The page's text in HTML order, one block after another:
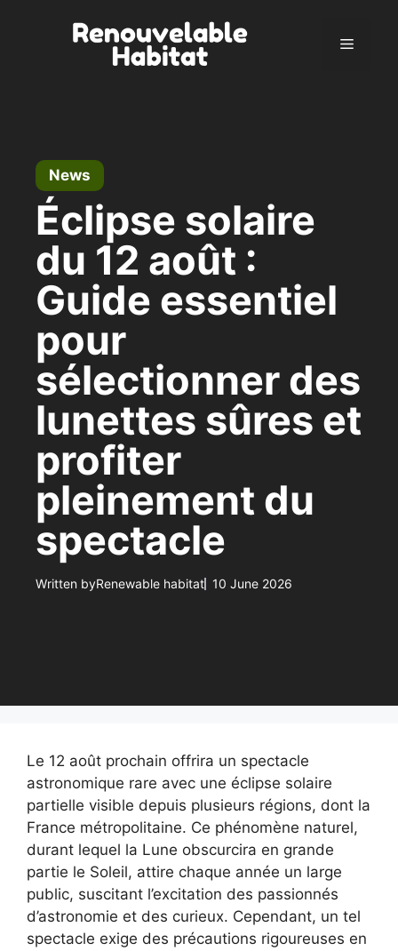
Menu
News
Éclipse solaire
du 12 août :
Guide essentiel
pour
sélectionner des
lunettes sûres et
profiter
pleinement du
spectacle
Written byRenewable habitat 10 June 2026
Le 12 août prochain offrira un spectacle
astronomique rare avec une éclipse solaire
partielle visible depuis plusieurs régions, dont la
France métropolitaine. Ce phénomène naturel,
durant lequel la Lune obscurcira en grande
partie le Soleil, attire chaque année un large
public, suscitant l’excitation des passionnés
d’astronomie et des curieux. Cependant, un tel
spectacle exige des précautions rigoureuses en